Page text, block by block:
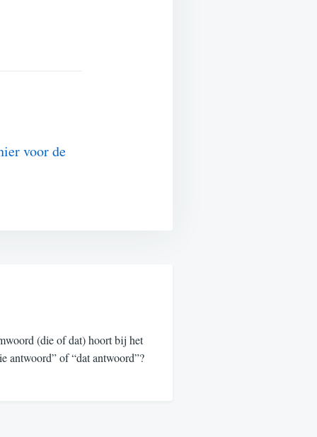
voor de
(die of dat) hoort bij het
antwoord” of “dat antwoord”?